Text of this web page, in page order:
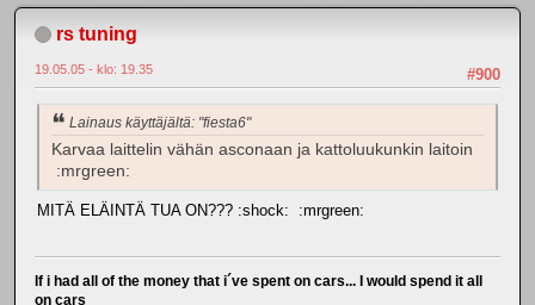
rs tuning
#900
19.05.05 - klo: 19.35
Lainaus käyttäjältä: "fiesta6"
Karvaa laittelin vähän asconaan ja kattoluukunkin laitoin
:mrgreen:
MITÄ ELÄINTÄ TUA ON??? :shock: :mrgreen:
If i had all of the money that i´ve spent on cars... I would spend it all
on cars